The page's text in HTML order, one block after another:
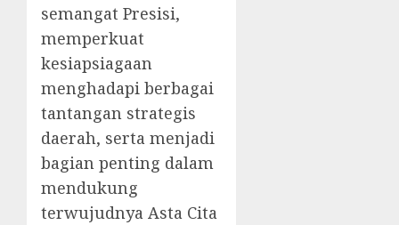
semangat Presisi,
memperkuat
kesiapsiagaan
menghadapi berbagai
tantangan strategis
daerah, serta menjadi
bagian penting dalam
mendukung
terwujudnya Asta Cita